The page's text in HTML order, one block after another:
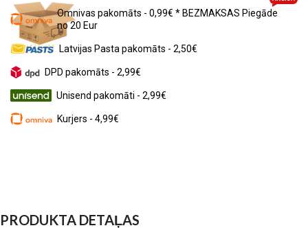
Omnivas pakomāts - 0,99€ * BEZMAKSAS Piegāde
no 20 Eur
Latvijas Pasta pakomāts - 2,50€
DPD pakomāts - 2,99€
Unisend pakomāti - 2,99€
Kurjers - 4,99€
PRODUKTA DETAĻAS